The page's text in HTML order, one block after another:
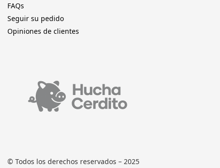
FAQs
Seguir su pedido
Opiniones de clientes
© Todos los derechos reservados – 2025